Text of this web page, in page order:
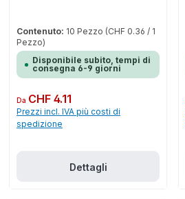
Contenuto: 10 Pezzo (CHF 0.36 / 1
Pezzo)
Disponibile subito, tempi di
consegna 6-9 giorni
Prezzo normale:
Da CHF 4.11
Prezzi incl. IVA più costi di
spedizione
Dettagli